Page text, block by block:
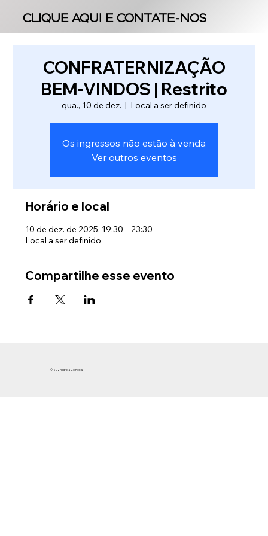
CLIQUE AQUI E CONTATE-NOS
CLIQUE AQUI E CONTATE-NOS
CONFRATERNIZAÇÃO
BEM-VINDOS | Restrito
qua., 10 de dez.
  |
Local a ser definido
Os ingressos não estão à venda
Ver outros eventos
Horário e local
10 de dez. de 2025, 19:30 – 23:30
Local a ser definido
Compartilhe esse evento
© 2024 Igreja Colheita